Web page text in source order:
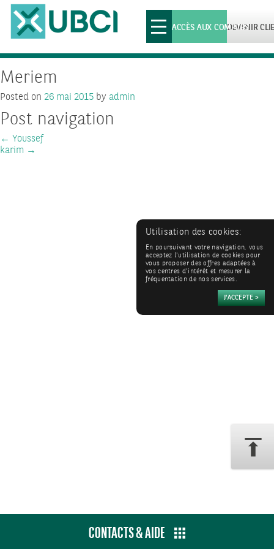
Toggle
navigationDEVENIR
ACCÈS AUX COMPTES
Meriem
Posted on 26 mai 2015 by admin
Post navigation
← Youssef
karim →
CONTACTS & AIDE
Utilisation des cookies:
En poursuivant votre navigation, vous
acceptez l'utilisation de cookies pour
vous proposer des offres adaptées à
vos centres d'intérêt et mesurer la
fréquentation de nos services.